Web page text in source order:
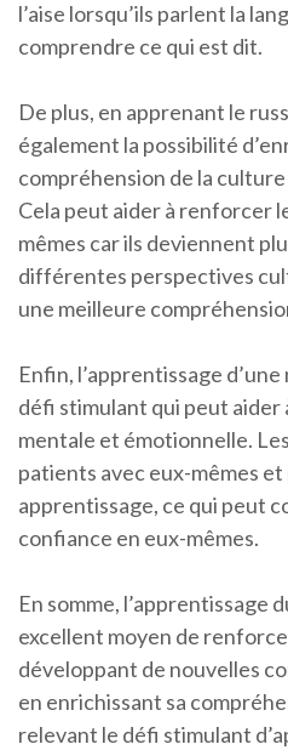
l’aise lorsqu’ils parlent la
comprendre ce qui est dit.
De plus, en apprenant le
également la possibilité
compréhension de la
Cela peut aider à renforcer
mêmes car ils deviennent
différentes perspectives
une meilleure
Enfin, l’apprentissage
défi stimulant qui peut
mentale et émotionnelle.
patients avec eux-mêmes
apprentissage, ce qui peut
confiance en eux-mêmes.
En somme, l’apprentissage
excellent moyen de
développant de nouvelles
en enrichissant sa
relevant le défi stimulant